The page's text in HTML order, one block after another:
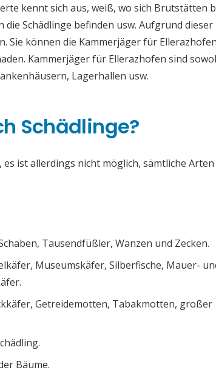
kennt sich aus, weiß, wo sich Brutstätten
Schädlinge befinden usw. Aufgrund dieser
Sie können die Kammerjäger für
Kammerjäger für Ellerazhofen sind
Lagerhallen usw.
Schädlinge?
ist allerdings nicht möglich, sämtliche Arten
Tausendfüßler, Wanzen und Zecken.
Museumskäfer, Silberfische, Mauer-
Getreidemotten, Tabakmotten, großer
Bäume.